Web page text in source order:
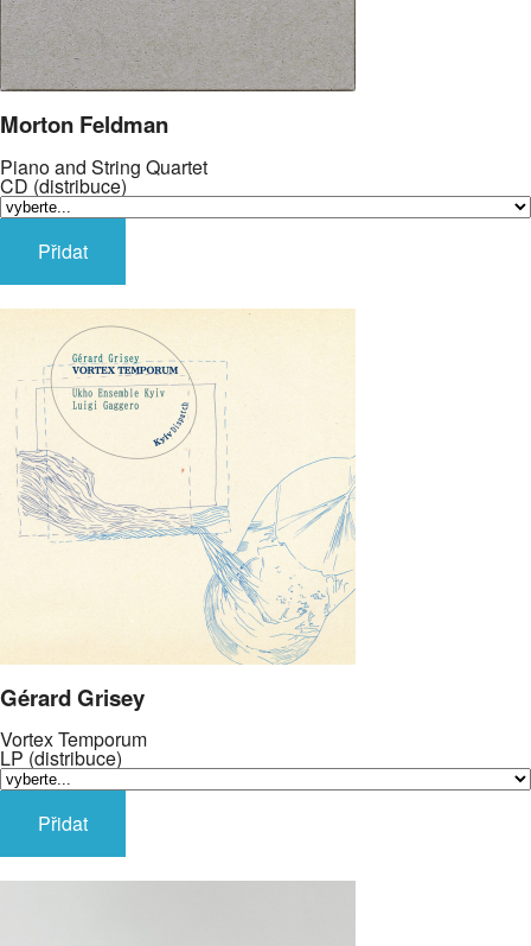
Morton Feldman
Piano and String Quartet
CD (distribuce)
Přidat
Gérard Grisey
Vortex Temporum
LP (distribuce)
Přidat